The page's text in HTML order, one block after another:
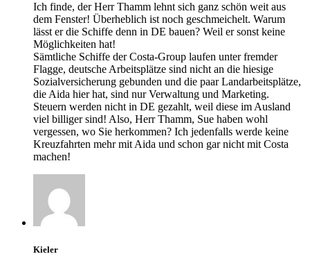
Ich finde, der Herr Thamm lehnt sich ganz schön weit aus
dem Fenster! Überheblich ist noch geschmeichelt. Warum
lässt er die Schiffe denn in DE bauen? Weil er sonst keine
Möglichkeiten hat!
Sämtliche Schiffe der Costa-Group laufen unter fremder
Flagge, deutsche Arbeitsplätze sind nicht an die hiesige
Sozialversicherung gebunden und die paar Landarbeitsplätze,
die Aida hier hat, sind nur Verwaltung und Marketing.
Steuern werden nicht in DE gezahlt, weil diese im Ausland
viel billiger sind! Also, Herr Thamm, Sue haben wohl
vergessen, wo Sie herkommen? Ich jedenfalls werde keine
Kreuzfahrten mehr mit Aida und schon gar nicht mit Costa
machen!
Kieler